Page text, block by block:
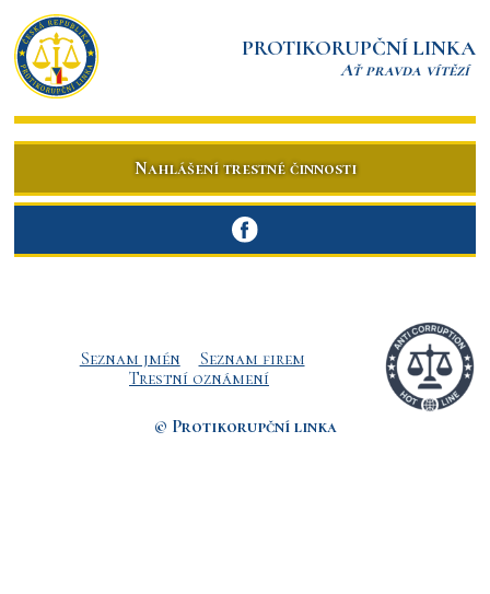
PROTIKORUPČNÍ LINKA
Ať pravda vítězí
Nahlášení trestné činnosti
Seznam jmén
Seznam firem
Trestní oznámení
© Protikorupční linka